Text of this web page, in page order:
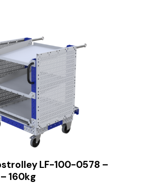
LF-100-0578 –
160kg